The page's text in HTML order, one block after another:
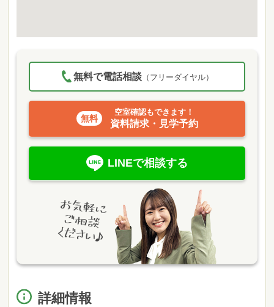
無料で電話相談（フリーダイヤル）
空室確認もできます！
資料請求・見学予約
LINEで相談する
詳細情報